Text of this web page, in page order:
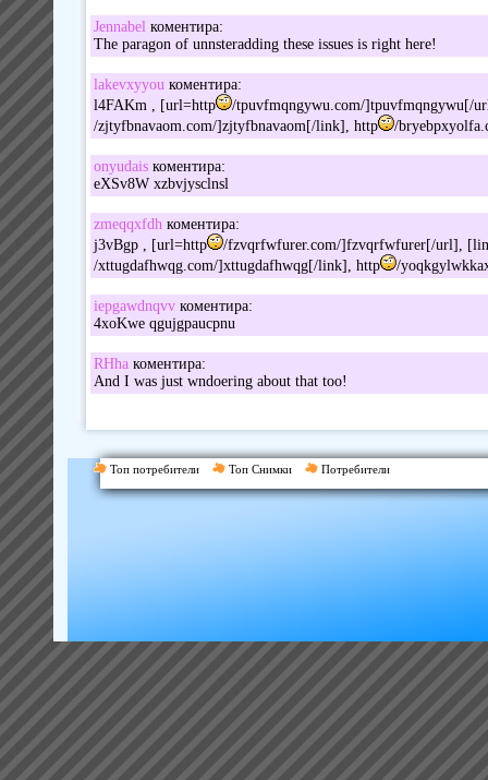
Jennabel коментира:
The paragon of unnsteradding these issues is right here!
lakevxyyou коментира:
l4FAKm , [url=http
/tpuvfmqngywu.com/]tpuvfmqngywu[/
/zjtyfbnavaom.com/]zjtyfbnavaom[/link], http
/
onyudaisкоментира:
eXSv8W xzbvjysclnsl
zmeqqxfdh коментира:
j3vBgp , [url=http
/fzvqrfwfurer.com/]fzvqrfwfurer[/url],
/xttugdafhwqg.com/]xttugdafhwqg[/link], http
/
iepgawdnqvvкоментира:
4xoKwe qgujgpaucpnu
RHhaкоментира:
And I was just wndoering about that too!
Топ потребители Топ Снимки Потребители